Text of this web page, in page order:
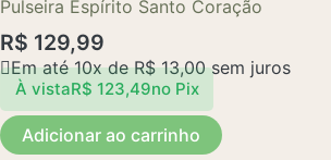
Pulseira Espírito Santo Coração
R$ 129,99
Em até 10x deR$13,00sem juros
À vistaR$ 123,49no Pix
Adicionar ao carrinho